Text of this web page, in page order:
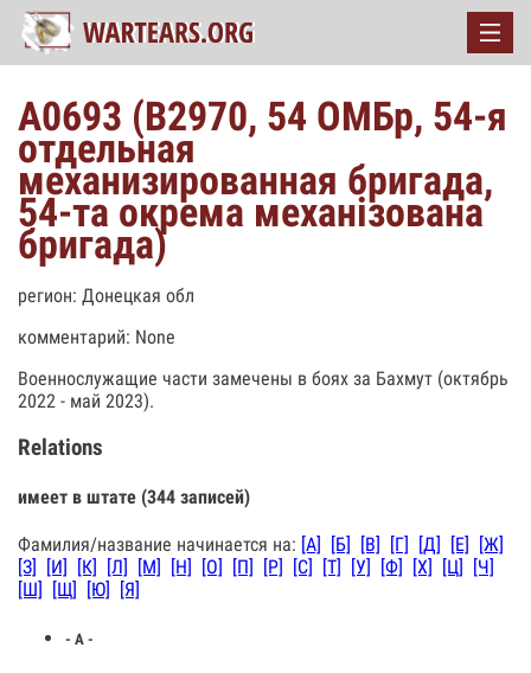
А0693 (В2970, 54 ОМБр, 54-я
отдельная
механизированная бригада,
54-та окрема механізована
бригада)
регион: Донецкая обл
комментарий: None
Военнослужащие части замечены в боях за Бахмут (октябрь
2022 - май 2023).
Relations
имеет в штате (344 записей)
Фамилия/название начинается на: [А] [Б] [В] [Г] [Д] [Е]
[Ж]
[З]
[И] [К] [Л] [М] [Н] [О] [П] [Р] [С] [Т] [У] [Ф] [Х] [Ц]
[Ч]
[Ш]
[Щ] [Ю] [Я]
- А -